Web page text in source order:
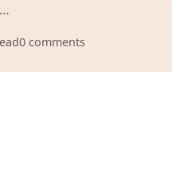
0 comments